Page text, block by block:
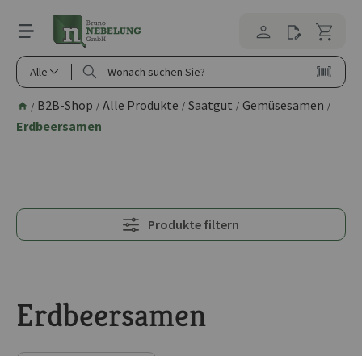
springen
Alle
/ B2B-Shop / Alle Produkte / Saatgut / Gemüsesamen /
Erdbeersamen
Produkte filtern
Erdbeersamen